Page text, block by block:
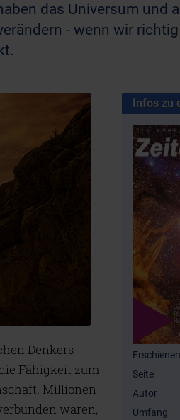
das Universum und
- wenn wir
Denkers
Fähigkeit zum
Millionen
waren,
Infos zu
Seite
Autor
Umfang